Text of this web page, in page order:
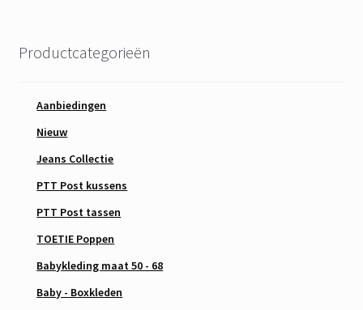
Productcategorieën
Aanbiedingen
Nieuw
Jeans Collectie
PTT Post kussens
PTT Post tassen
TOETIE Poppen
Babykleding maat 50 - 68
Baby - Boxkleden